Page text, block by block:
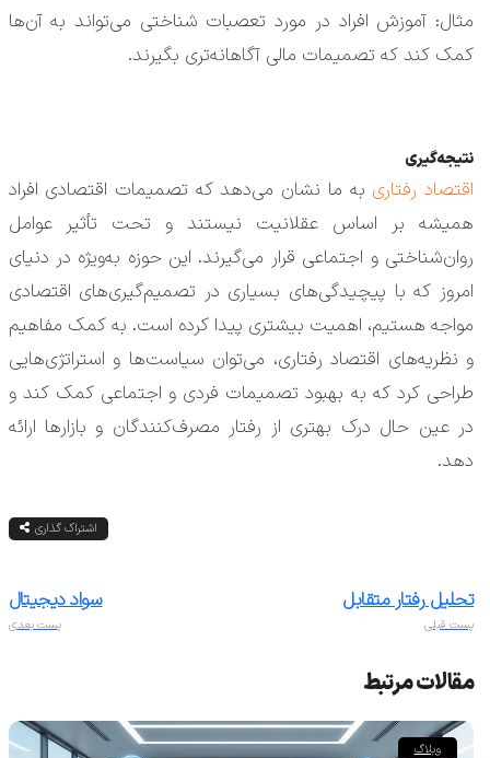
مثال: آموزش افراد در مورد تعصبات شناختی می‌تواند به آن‌ها
کمک کند که تصمیمات مالی آگاهانه‌تری بگیرند.
نتیجه‌گیری
اقتصاد رفتاریبه ما نشان می‌دهد که تصمیمات اقتصادی افراد
همیشه بر اساس عقلانیت نیستند و تحت تأثیر عوامل
روان‌شناختی و اجتماعی قرار می‌گیرند. این حوزه به‌ویژه در دنیای
امروز که با پیچیدگی‌های بسیاری در تصمیم‌گیری‌های اقتصادی
مواجه هستیم، اهمیت بیشتری پیدا کرده است. به کمک مفاهیم
و نظریه‌های اقتصاد رفتاری، می‌توان سیاست‌ها و استراتژی‌هایی
طراحی کرد که به بهبود تصمیمات فردی و اجتماعی کمک کند و
در عین حال درک بهتری از رفتار مصرف‌کنندگان و بازارها ارائه
دهد.
اشتراک گذاری
سواد دیجیتال
پست بعدی
تحلیل رفتار متقابل
پست قبلی
مقالات مرتبط
وبلاگ